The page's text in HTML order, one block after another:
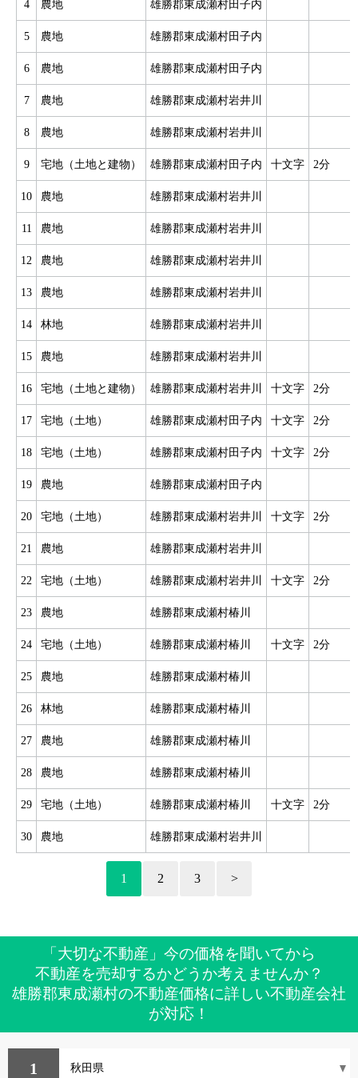
4 農地 雄勝郡東成瀬村田子内
5 農地 雄勝郡東成瀬村田子内
6 農地 雄勝郡東成瀬村田子内
7 農地 雄勝郡東成瀬村岩井川
8 農地 雄勝郡東成瀬村岩井川
9 宅地（土地と建物） 雄勝郡東成瀬村田子内 十文字 2分
10 農地 雄勝郡東成瀬村岩井川
11 農地 雄勝郡東成瀬村岩井川
12 農地 雄勝郡東成瀬村岩井川
13 農地 雄勝郡東成瀬村岩井川
14 林地 雄勝郡東成瀬村岩井川
15 農地 雄勝郡東成瀬村岩井川
16 宅地（土地と建物） 雄勝郡東成瀬村岩井川 十文字 2分
17 宅地（土地） 雄勝郡東成瀬村田子内 十文字 2分
18 宅地（土地） 雄勝郡東成瀬村田子内 十文字 2分
19 農地 雄勝郡東成瀬村田子内
20 宅地（土地） 雄勝郡東成瀬村岩井川 十文字 2分
21 農地 雄勝郡東成瀬村岩井川
22 宅地（土地） 雄勝郡東成瀬村岩井川 十文字 2分
23 農地 雄勝郡東成瀬村椿川
24 宅地（土地） 雄勝郡東成瀬村椿川 十文字 2分
25 農地 雄勝郡東成瀬村椿川
26 林地 雄勝郡東成瀬村椿川
27 農地 雄勝郡東成瀬村椿川
28 農地 雄勝郡東成瀬村椿川
29 宅地（土地） 雄勝郡東成瀬村椿川 十文字 2分
30 農地 雄勝郡東成瀬村岩井川
1 2 3 >
「大切な不動産」今の価格を聞いてから
不動産を売却するかどうか考えませんか？
雄勝郡東成瀬村の不動産価格に詳しい不動産会社
が対応！
1